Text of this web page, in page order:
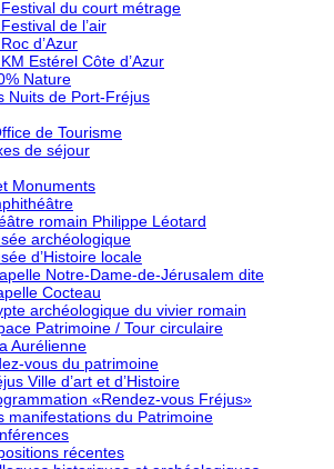
du court métrage
de l’air
d’Azur
Estérel Côte d’Azur
Nature
Nuits de Port-Fréjus
de Tourisme
de séjour
Monuments
romain Philippe Léotard
archéologique
d’Histoire locale
Notre-Dame-de-Jérusalem dite
Cocteau
archéologique du vivier romain
Patrimoine / Tour circulaire
Aurélienne
vous du patrimoine
Ville d’art et d’Histoire
«Rendez-vous Fréjus»
manifestations du Patrimoine
récentes